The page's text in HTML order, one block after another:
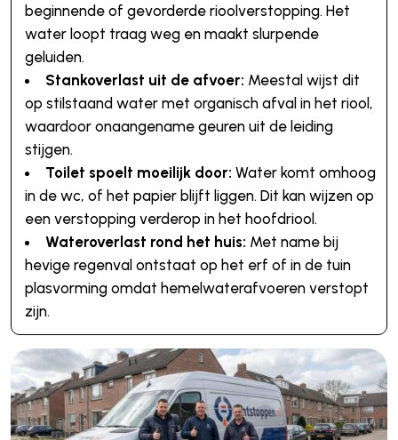
beginnende of gevorderde rioolverstopping. Het
water loopt traag weg en maakt slurpende
geluiden.
Stankoverlast uit de afvoer: Meestal wijst dit
op stilstaand water met organisch afval in het riool,
waardoor onaangename geuren uit de leiding
stijgen.
Toilet spoelt moeilijk door: Water komt omhoog
in de wc, of het papier blijft liggen. Dit kan wijzen op
een verstopping verderop in het hoofdriool.
Wateroverlast rond het huis: Met name bij
hevige regenval ontstaat op het erf of in de tuin
plasvorming omdat hemelwaterafvoeren verstopt
zijn.